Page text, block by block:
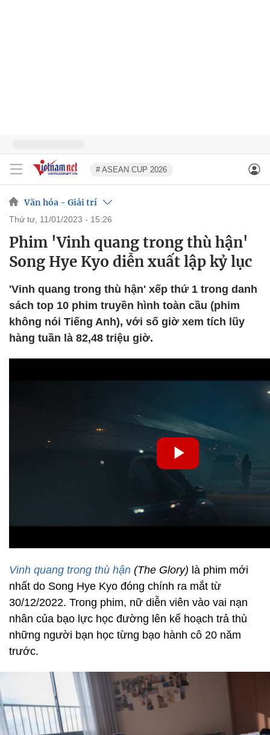
# ASEAN CUP 2026
Văn hóa - Giải trí
thứ tư, 11/01/2023 - 15:26
Phim 'Vinh quang trong thù hận'
Song Hye Kyo diễn xuất lập kỷ lục
'Vinh quang trong thù hận' xếp thứ 1 trong danh
sách top 10 phim truyền hình toàn cầu (phim
không nói Tiếng Anh), với số giờ xem tích lũy
hàng tuần là 82,48 triệu giờ.
Vinh quang trong thù hận (The Glory) là phim mới
nhất do Song Hye Kyo đóng chính ra mắt từ
30/12/2022. Trong phim, nữ diễn viên vào vai nạn
nhân của bạo lực học đường lên kế hoạch trả thù
những người bạn học từng bạo hành cô 20 năm
trước.